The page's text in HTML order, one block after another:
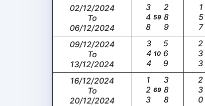
02/12/2024
To
06/12/2024
348 59 289 157
09/12/2024
To
13/12/2024
344 10 569 233
16/12/2024
To
20/12/2024
123 69 388 230